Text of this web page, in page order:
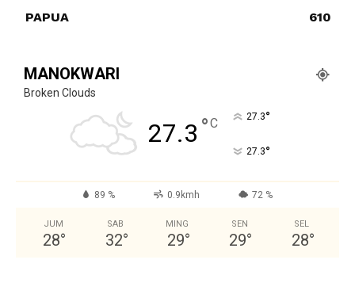
PAPUA
610
MANOKWARI
Broken Clouds
27.3 °C 27.3°
27.3°
89 % 0.9kmh 72 %
JUM
28°
SAB
32°
MING
29°
SEN
29°
SEL
28°